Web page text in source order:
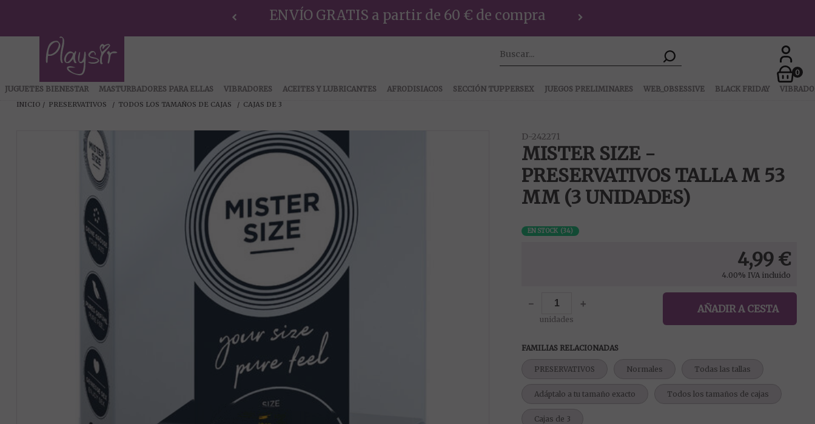
ENVÍO GRATIS a partir de 60 € de compra
0
JUGUETES BIENESTAR
MASTURBADORES PARA ELLAS VIBRADORES ACEITES Y LUBRICANTES AFRODISIACOS SECCIÓN TUPPERSEX JUEGOS PRELIMINARES WEB_OBSESSIVE BLACK FRIDAY
INICIO PRESERVATIVOS TODOS LOS TAMAÑOS DE CAJAS CAJAS DE 3
D-242271
MISTER SIZE -
PRESERVATIVOS TALLA M 53
MM (3 UNIDADES)
EN STOCK (34)
4,99 €
4.00% IVA incluido
-
unidades
+ AÑADIR A CESTA
FAMILIAS RELACIONADAS
PRESERVATIVOS Normales Todas las tallas
Adáptalo a tu tamaño exacto Todos los tamaños de cajas
Cajas de 3